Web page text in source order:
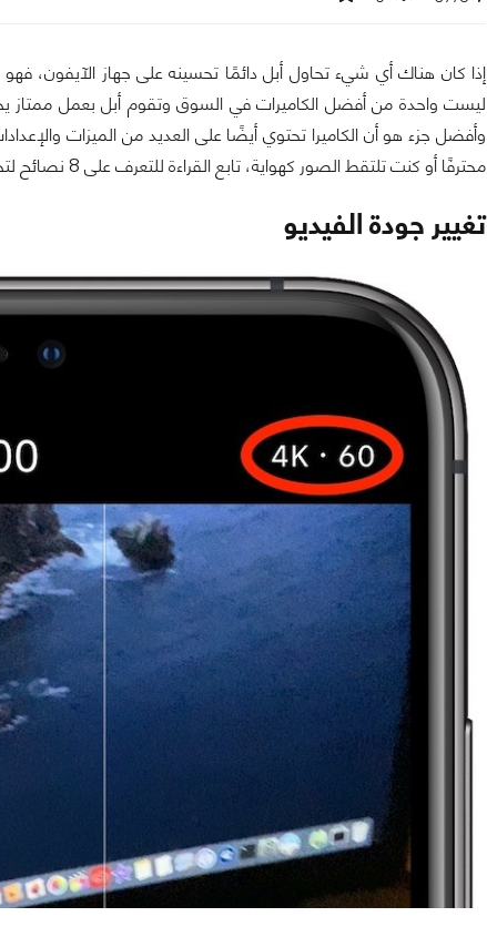
إذا كان هناك أي شيء تحاول أبل دائمًا تحسينه على جهاز الآيفون،
ليست واحدة من أفضل الكاميرات في السوق وتقوم أبل بعمل ممتاز
وأفضل جزء هو أن الكاميرا تحتوي أيضًا على العديد من الميزات
محترفًا أو كنت تلتقط الصور كهواية، تابع القراءة للتعرف على 8 نصائح لتحسين الصور ومقاطع الفيديو على الآيفون.
تغيير جودة الفيديو